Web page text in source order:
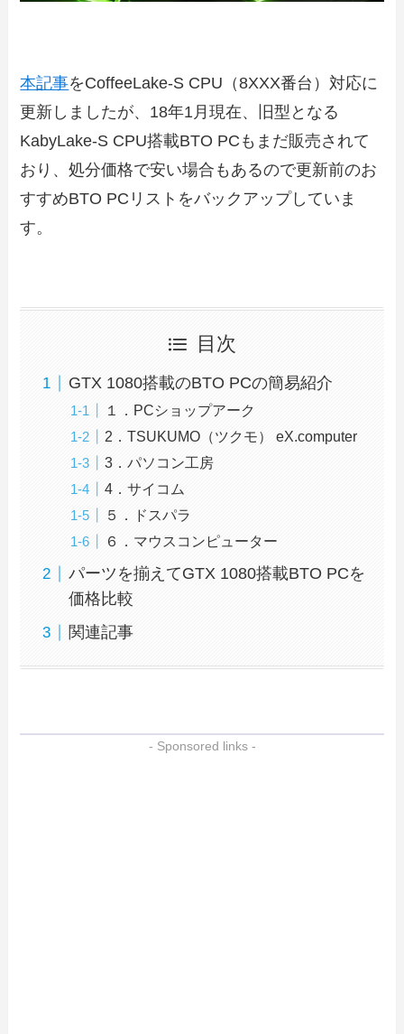
本記事をCoffeeLake-S CPU（8XXX番台）対応に
更新しましたが、18年1月現在、旧型となる
KabyLake-S CPU搭載BTO PCもまだ販売されて
おり、処分価格で安い場合もあるので更新前のお
すすめBTO PCリストをバックアップしていま
す。
目次
GTX 1080搭載のBTO PCの簡易紹介
１．PCショップアーク
2．TSUKUMO（ツクモ） eX.computer
3．パソコン工房
4．サイコム
５．ドスパラ
６．マウスコンピューター
パーツを揃えてGTX 1080搭載BTO PCを
価格比較
関連記事
- Sponsored links -